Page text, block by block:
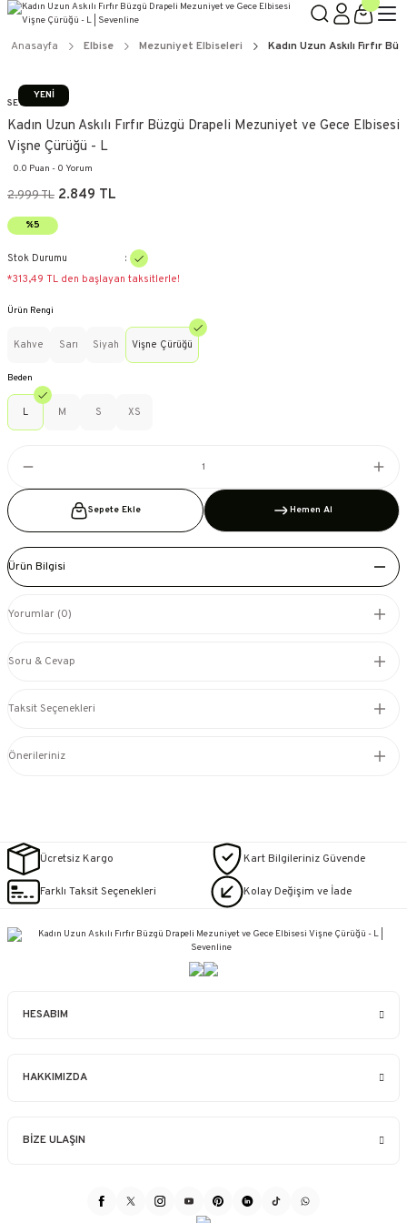
Anasayfa Elbise Mezuniyet Elbiseleri Kadın Uzun Askılı Fırfır
YENİ
SEVENLINE
Kadın Uzun Askılı Fırfır Büzgü Drapeli Mezuniyet ve Gece Elbisesi
Vişne Çürüğü - L
0.0 Puan - 0 Yorum
2.999 TL 2.849 TL
%5
Stok Durumu
*313,49 TL den başlayan taksitlerle!
Ürün Rengi
Kahve Sarı Siyah Vişne Çürüğü
Beden
L M S XS
Sepete Ekle Hemen Al
Ürün Bilgisi
Yorumlar (0)
Soru & Cevap
Taksit Seçenekleri
Önerileriniz
Ücretsiz Kargo Kart Bilgileriniz Güvende
Farklı Taksit Seçenekleri Kolay Değişim ve İade
HESABIM
HAKKIMIZDA
BİZE ULAŞIN